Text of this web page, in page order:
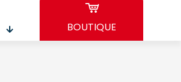
BOUTIQUE